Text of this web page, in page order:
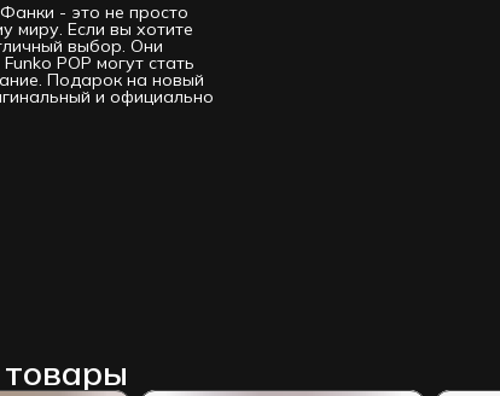
- это не просто
миру. Если вы хотите
выбор. Они
РОР могут стать
Подарок на новый
и официально